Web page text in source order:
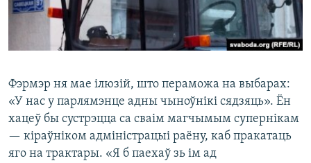
Фэрмэр ня мае ілюзій, што пераможа на выбарах:
«У нас у парлямэнце адны чыноўнікі сядзяць». Ён
хацеў бы сустрэцца са сваім магчымым супернікам
— кіраўніком адміністрацыі раёну, каб пракатаць
яго на трактары. «Я б паехаў зь ім ад